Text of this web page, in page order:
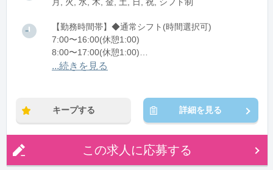
【勤務時間帯】◆通常シフト(時間選択可)
7:00〜16:00(休憩1:00)
8:00〜17:00(休憩1:00)
12:00〜21:00(休憩1:00)
...続きを見る
キープする 詳細を見る
この求人に応募する